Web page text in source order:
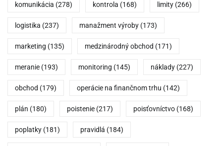
komunikácia (278) kontrola (168) limity (266)
logistika (237) manažment výroby (173)
marketing (135) medzinárodný obchod (171)
meranie (193) monitoring (145) náklady (227)
obchod (179) operácie na finančnom trhu (142)
plán (180) poistenie (217) poisťovníctvo (168)
poplatky (181) pravidlá (184)